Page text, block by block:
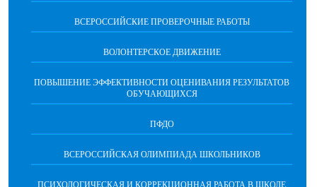
ВСЕРОССИЙСКИЕ ПРОВЕРОЧНЫЕ РАБОТЫ
ВОЛОНТЕРСКОЕ ДВИЖЕНИЕ
ПОВЫШЕНИЕ ЭФФЕКТИВНОСТИ ОЦЕНИВАНИЯ РЕЗУЛЬТАТОВ
ОБУЧАЮЩИХСЯ
ПФДО
ВСЕРОССИЙСКАЯ ОЛИМПИАДА ШКОЛЬНИКОВ
ПСИХОЛОГИЧЕСКАЯ И КОРРЕКЦИОННАЯ РАБОТА В ШКОЛЕ